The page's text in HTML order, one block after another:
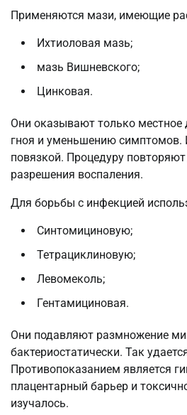
Применяются мази, имеющие
Ихтиоловая мазь;
мазь Вишневского;
Цинковая.
Они оказывают только местное
гноя и уменьшению симптомов.
повязкой. Процедуру
разрешения воспаления.
Для борьбы с инфекцией
Синтомициновую;
Тетрациклиновую;
Левомеколь;
Гентамициновая.
Они подавляют размножение
бактериостатически. Так
Противопоказанием является
плацентарный барьер и
изучалось.